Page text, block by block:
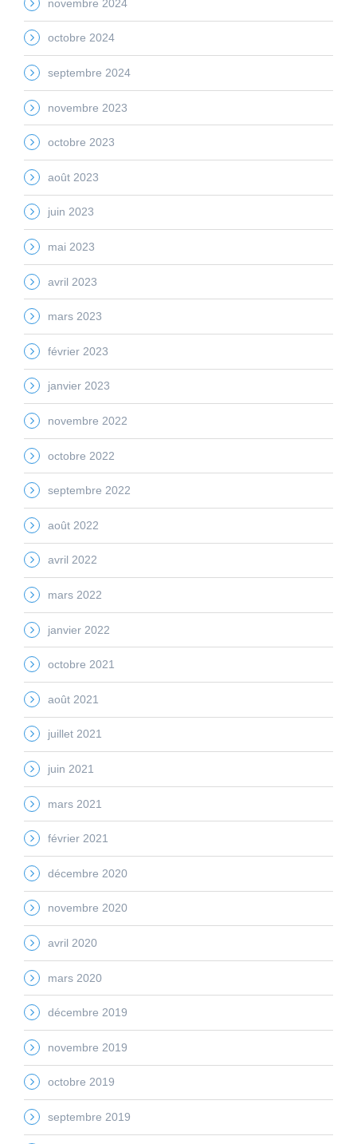
novembre 2024
octobre 2024
septembre 2024
novembre 2023
octobre 2023
août 2023
juin 2023
mai 2023
avril 2023
mars 2023
février 2023
janvier 2023
novembre 2022
octobre 2022
septembre 2022
août 2022
avril 2022
mars 2022
janvier 2022
octobre 2021
août 2021
juillet 2021
juin 2021
mars 2021
février 2021
décembre 2020
novembre 2020
avril 2020
mars 2020
décembre 2019
novembre 2019
octobre 2019
septembre 2019